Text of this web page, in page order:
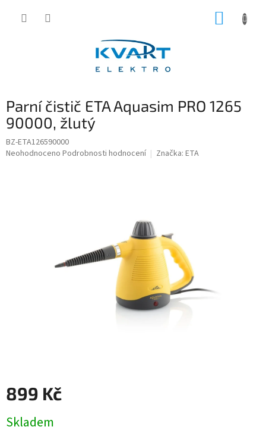
Parní čistič ETA Aquasim PRO 1265
90000, žlutý
BZ-ETA126590000
Průměrné
Neohodnoceno Podrobnosti hodnocení Značka: ETA
899 Kč
cena:
Skladem